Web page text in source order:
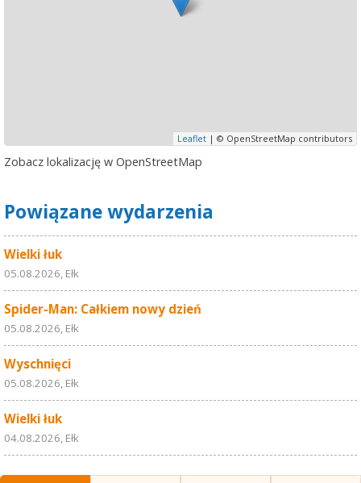
Leaflet | © OpenStreetMap contributors
Zobacz lokalizację w OpenStreetMap
Powiązane wydarzenia
Wielki łuk
05.08.2026, Ełk
Spider-Man: Całkiem nowy dzień
05.08.2026, Ełk
Wyschnięci
05.08.2026, Ełk
Wielki łuk
04.08.2026, Ełk